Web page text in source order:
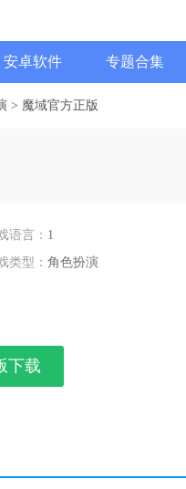
安卓软件 专题合集
> 魔域官方正版
语言： 1
类型：角色扮演
下载